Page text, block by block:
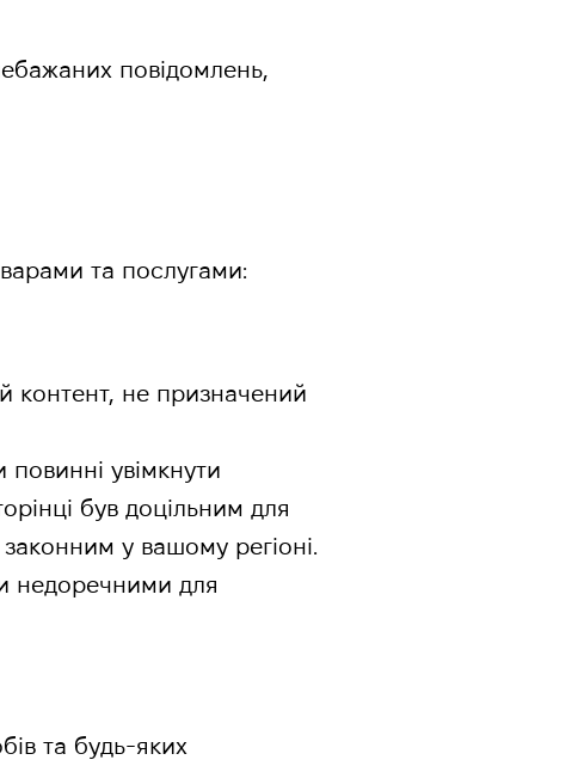
повідомлень,
та послугами:
контент, не призначений
увімкнути
був доцільним для
у вашому регіоні.
недоречними для
та будь-яких